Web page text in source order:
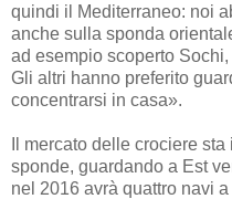
quindi il Mediterraneo: noi
anche sulla sponda
ad esempio scoperto
Gli altri hanno preferito
concentrarsi in casa».
Il mercato delle crociere
sponde, guardando a Est
nel 2016 avrà quattro navi a